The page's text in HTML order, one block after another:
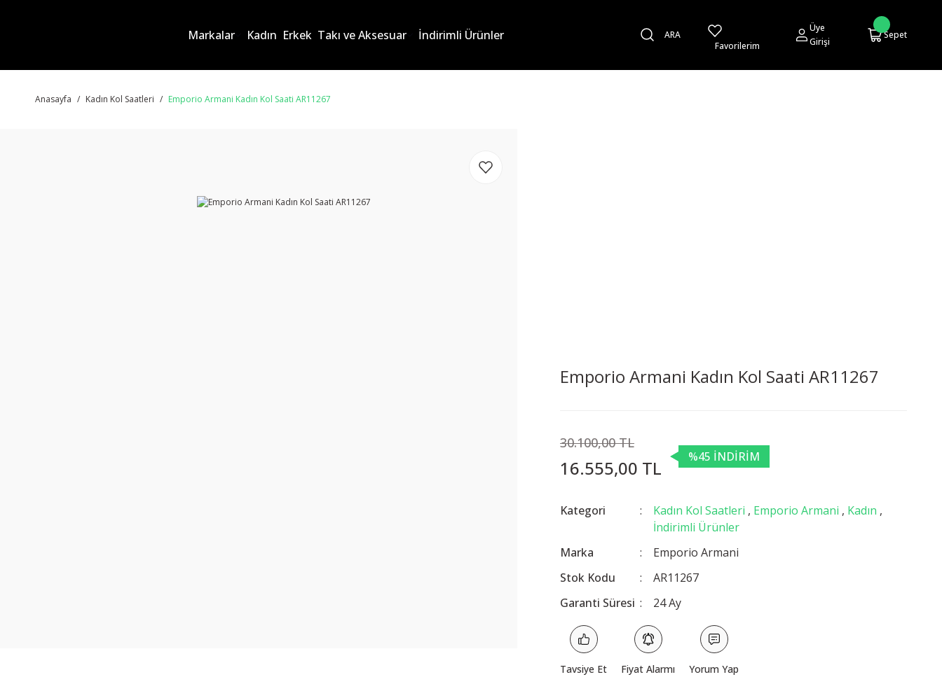
Markalar Kadın Erkek Takı ve Aksesuar İndirimli Ürünler
ARA
Favorilerim
Üye
Girişi
Sepet
Anasayfa Kadın Kol Saatleri Emporio Armani Kadın Kol Saati AR11267
Emporio Armani Kadın Kol Saati AR11267
30.100,00 TL
16.555,00 TL %45 İNDİRİM
Kategori Kadın Kol Saatleri , Emporio Armani , Kadın ,
İndirimli Ürünler
Marka
Emporio Armani
Stok Kodu
AR11267
Garanti Süresi
24 Ay
Tavsiye Et Fiyat Alarmı Yorum Yap